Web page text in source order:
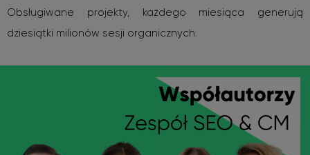
Obsługiwane projekty, każdego miesiąca generują
dziesiątki milionów sesji organicznych.